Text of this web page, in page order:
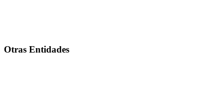
Otras Entidades